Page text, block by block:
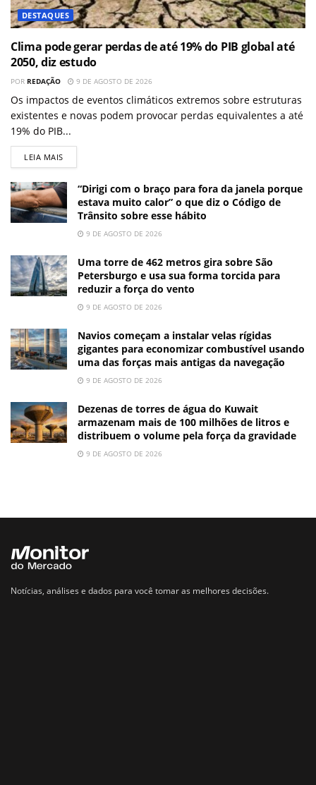
DESTAQUES
Clima pode gerar perdas de até 19% do PIB global até
2050, diz estudo
POR REDAÇÃO 9 DE AGOSTO DE 2026
Os impactos de eventos climáticos extremos sobre estruturas
existentes e novas podem provocar perdas equivalentes a até
19% do PIB...
LEIA MAIS
“Dirigi com o braço para fora da janela porque
estava muito calor” o que diz o Código de
Trânsito sobre esse hábito
9 DE AGOSTO DE 2026
Uma torre de 462 metros gira sobre São
Petersburgo e usa sua forma torcida para
reduzir a força do vento
9 DE AGOSTO DE 2026
Navios começam a instalar velas rígidas
gigantes para economizar combustível usando
uma das forças mais antigas da navegação
9 DE AGOSTO DE 2026
Dezenas de torres de água do Kuwait
armazenam mais de 100 milhões de litros e
distribuem o volume pela força da gravidade
9 DE AGOSTO DE 2026
Notícias, análises e dados para você tomar as melhores decisões.